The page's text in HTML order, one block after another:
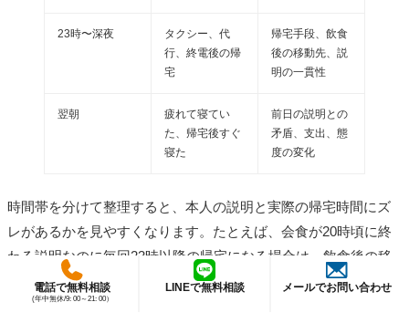
23時〜深夜
タクシー、代
行、終電後の帰
宅
帰宅手段、飲食
後の移動先、説
明の一貫性
翌朝
疲れて寝てい
た、帰宅後すぐ
寝た
前日の説明との
矛盾、支出、態
度の変化
時間帯を分けて整理すると、本人の説明と実際の帰宅時間にズ
レがあるかを見やすくなります。たとえば、会食が20時頃に終
わる説明なのに毎回23時以降の帰宅になる場合は、飲食後の移
動や空白時間を確認する必要があります。
電話で無料相談
(年中無休/9: 00～21: 00）
LINEで無料相談 メールでお問い合わせ